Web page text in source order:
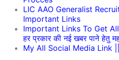
LIC AAO Generalist
Important Links
Important Links To Get
हर प्रकार की नई खबर पाने हेतु
My All Social Media Link ||